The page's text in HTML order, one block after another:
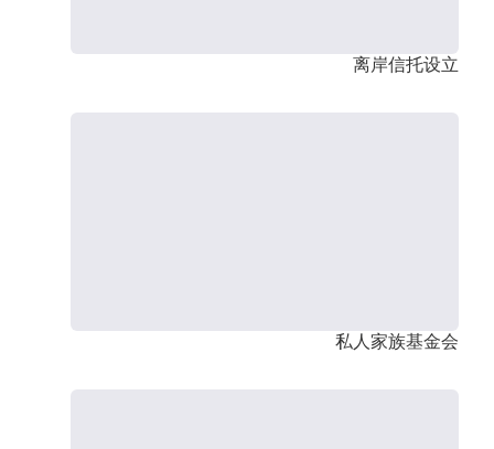
离岸信托设立
私人家族基金会